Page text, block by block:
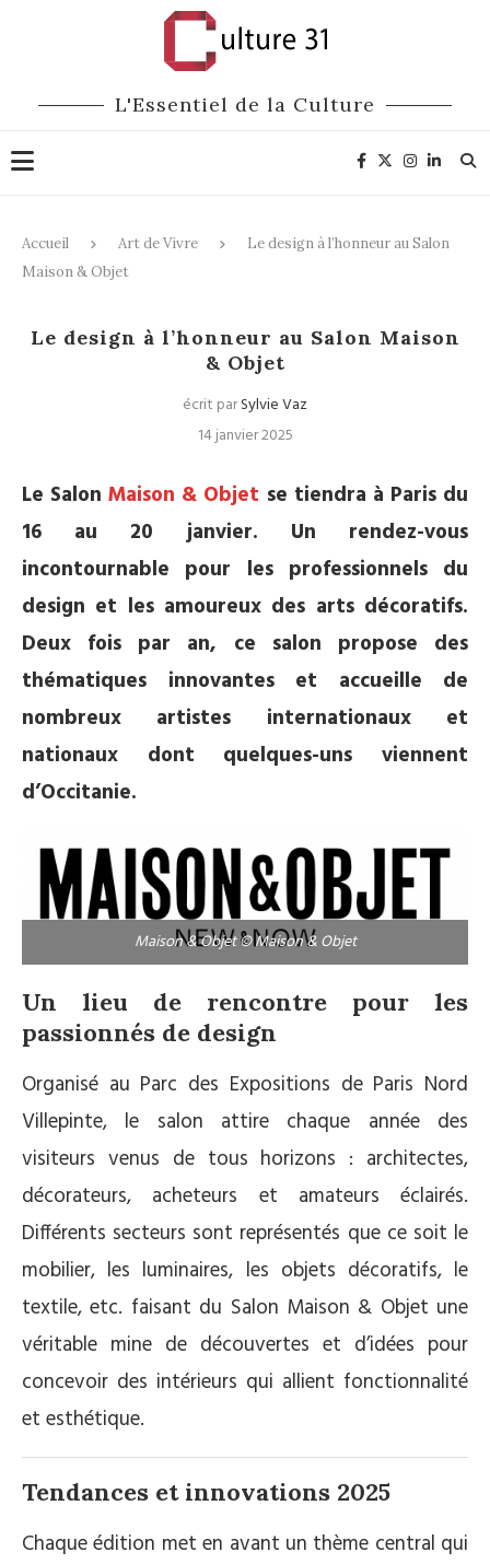
L'Essentiel de la Culture
Accueil Art de Vivre
Le design à l’honneur au Salon
Maison & Objet
Le design à l’honneur au Salon Maison
& Objet
écrit parSylvie Vaz
14 janvier 2025
Le Salon Maison & Objet se tiendra à Paris du
16 au 20 janvier. Un rendez-vous
incontournable pour les professionnels du
design et les amoureux des arts décoratifs.
Deux fois par an, ce salon propose des
thématiques innovantes et accueille de
nombreux artistes internationaux et
nationaux dont quelques-uns viennent
d’Occitanie.
Maison & Objet © Maison & Objet
Un lieu de rencontre pour les
passionnés de design
Organisé au Parc des Expositions de Paris Nord
Villepinte, le salon attire chaque année des
visiteurs venus de tous horizons : architectes,
décorateurs, acheteurs et amateurs éclairés.
Différents secteurs sont représentés que ce soit le
mobilier, les luminaires, les objets décoratifs, le
textile, etc. faisant du Salon Maison & Objet une
véritable mine de découvertes et d’idées pour
concevoir des intérieurs qui allient fonctionnalité
et esthétique.
Tendances et innovations 2025
Chaque édition met en avant un thème central qui